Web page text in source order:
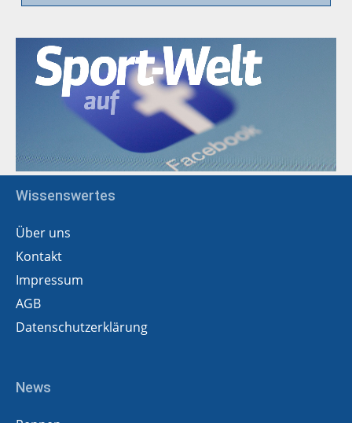
Wissenswertes
Über uns
Kontakt
Impressum
AGB
Datenschutzerklärung
News